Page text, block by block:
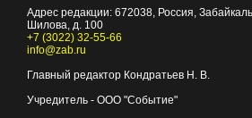
Адрес редакции: 672038, Россия,
Шилова, д. 100
+7 (3022) 32-55-66
info@zab.ru
Главный редактор Кондратьев Н. В.
Учредитель - ООО "Событие"